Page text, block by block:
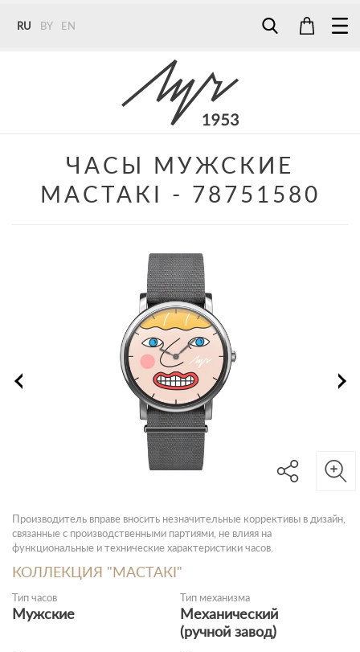
RU BY EN
+375 (29) 272 51 56
ЧАСЫ МУЖСКИЕ
МАСТАКI - 78751580
Производитель вправе вносить незначительные коррективы в дизайн,
связанные с производственными партиями, не влияя на
функциональные и технические характеристики часов.
КОЛЛЕКЦИЯ "МАСТАКI"
Тип часов
Мужские
Тип механизма
Механический
(ручной завод)